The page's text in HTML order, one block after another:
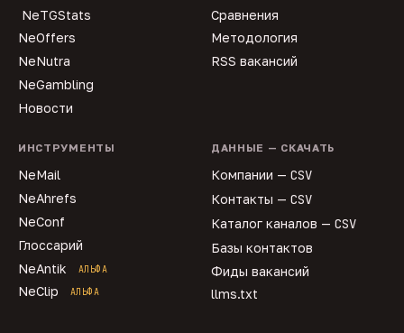
NeTGStats
NeOffers
NeNutra
NeGambling
Новости
Сравнения
Методология
RSS вакансий
ИНСТРУМЕНТЫ
NeMail
NeAhrefs
NeConf
Глоссарий
NeAntik
АЛЬФА
NeClip АЛЬФА
ДАННЫЕ — СКАЧАТЬ
Компании — CSV
Контакты — CSV
Каталог каналов — CSV
Базы контактов
Фиды вакансий
llms.txt